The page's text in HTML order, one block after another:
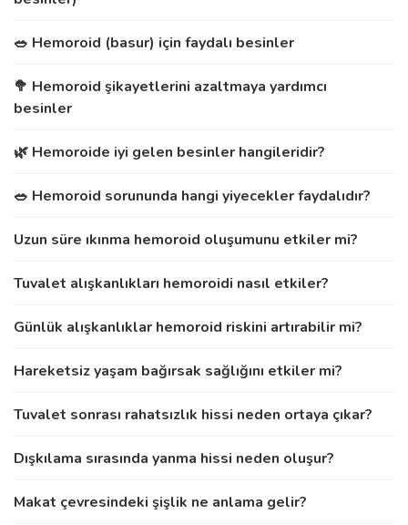
🥗 Hemoroid (basur) için faydalı besinler
🥦 Hemoroid şikayetlerini azaltmaya yardımcı
besinler
🌿 Hemoroide iyi gelen besinler hangileridir?
🥗 Hemoroid sorununda hangi yiyecekler faydalıdır?
Uzun süre ıkınma hemoroid oluşumunu etkiler mi?
Tuvalet alışkanlıkları hemoroidi nasıl etkiler?
Günlük alışkanlıklar hemoroid riskini artırabilir mi?
Hareketsiz yaşam bağırsak sağlığını etkiler mi?
Tuvalet sonrası rahatsızlık hissi neden ortaya çıkar?
Dışkılama sırasında yanma hissi neden oluşur?
Makat çevresindeki şişlik ne anlama gelir?